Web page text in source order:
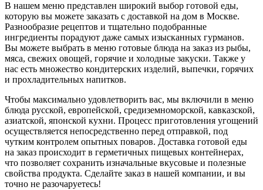
В нашем меню представлен широкий выбор готовой еды,
которую вы можете заказать с доставкой на дом в Москве.
Разнообразие рецептов и тщательно подобранные
ингредиенты порадуют даже самых изысканных гурманов.
Вы можете выбрать в меню готовые блюда на заказ из рыбы,
мяса, свежих овощей, горячие и холодные закуски. Также у
нас есть множество кондитерских изделий, выпечки, горячих
и прохладительных напитков.
Чтобы максимально удовлетворить вас, мы включили в меню
блюда русской, европейской, средиземноморской, кавказской,
азиатской, японской кухни. Процесс приготовления угощений
осуществляется непосредственно перед отправкой, под
чутким контролем опытных поваров. Доставка готовой еды
на заказ происходит в герметичных пищевых контейнерах,
что позволяет сохранить изначальные вкусовые и полезные
свойства продукта. Сделайте заказ в нашей компании, и вы
точно не разочаруетесь!